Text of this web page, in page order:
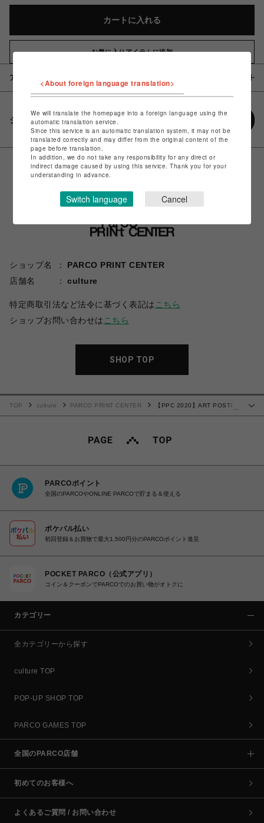
カートに入れる
お気に入りアイテムに追加
アイテム説明 / 素材
シェアする
ショップ名
PARCO PRINT CENTER
店舗名
culture
特定商取引法など法令に基づく表記は こちら
ショップお問い合わせは こちら
SHOP TOP
…
TOP culture PARCO PRINT CENTER
【PPC 2020】ART POSTER
PARCOポイント
全国のPARCOやONLINE PARCOで貯まる＆使える
ポケパル払い
初回登録＆お買物で最大1,500円分のPARCOポイント進呈
POCKET PARCO（公式アプリ）
コイン＆クーポンでPARCOでのお買い物がオトクに
カテゴリー
全カテゴリーから探す
culture TOP
POP-UP SHOP TOP
PARCO GAMES TOP
全国のPARCO店舗
初めてのお客様へ
よくあるご質問 / お問い合わせ
<About foreign language translation>
We will translate the homepage into a foreign language using the
automatic translation service.
Since this service is an automatic translation system, it may not be
translated correctly and may differ from the original content of the
page before translation.
In addition, we do not take any responsibility for any direct or
indirect damage caused by using this service. Thank you for your
understanding in advance.
Switch language Cancel